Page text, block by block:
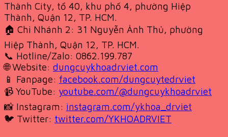
Thành City, tổ 40, khu phố 4, phường Hiệp
Thành, Quận 12, TP. HCM.
🏠 Chi Nhánh 2: 31 Nguyễn Ảnh Thủ, phường
Hiệp Thành, Quận 12, TP. HCM.
📞 Hotline/Zalo: 0862.199.787
🌐 Website: dungcuykhoadrviet.com
📱 Fanpage: facebook.com/dungcuytedrviet
📹 YouTube: youtube.com/@dungcuykhoadrviet
📸 Instagram: instagram.com/ykhoa_drviet
🐦 Twitter: twitter.com/YKHOADRVIET